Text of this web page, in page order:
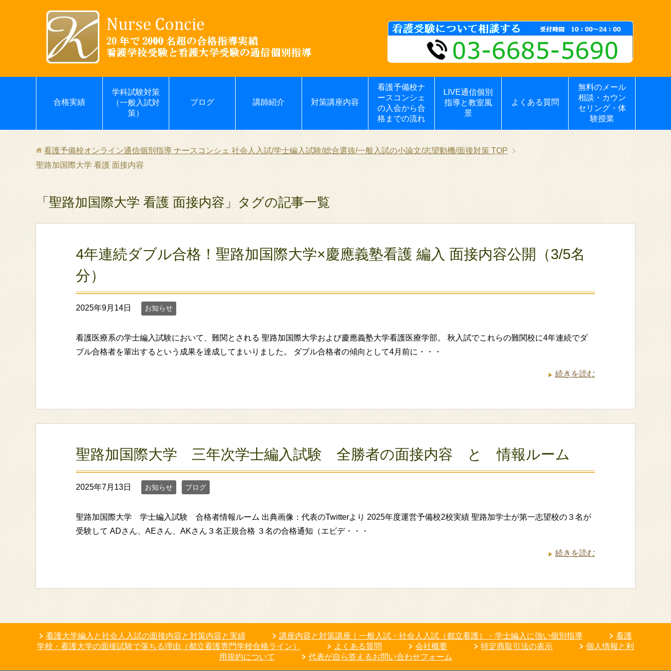
合格実績
学科試験対策
（一般入試対
策）
ブログ 講師紹介 対策講座内容
看護予備校ナ
ースコンシェ
の入会から合
格までの流れ
LIVE通信個別
指導と教室風
景
よくある質問
無料のメール
相談・カウン
セリング・体
験授業
看護予備校オンライン通信個別指導 ナースコンシェ 社会人入試/学士編入試験/総合選抜/一般入試の小論文/志望動機/面接対策 TOP
聖路加国際大学 看護 面接内容
「聖路加国際大学 看護 面接内容」タグの記事一覧
4年連続ダブル合格！聖路加国際大学×慶應義塾看護 編入 面接内容公開（3/5名
分）
2025年9月14日 お知らせ
看護医療系の学士編入試験において、難関とされる 聖路加国際大学および慶應義塾大学看護医療学部。 秋入試でこれらの難関校に4年連続でダ
ブル合格者を輩出するという成果を達成してまいりました。 ダブル合格者の傾向として4月前に・・・
続きを読む
聖路加国際大学 三年次学士編入試験 全勝者の面接内容 と 情報ルーム
2025年7月13日 お知らせ ブログ
聖路加国際大学 学士編入試験 合格者情報ルーム 出典画像：代表のTwitterより 2025年度運営予備校2校実績 聖路加学士が第一志望校の３名が
受験して ADさん、AEさん、AKさん３名正規合格 ３名の合格通知（エビデ・・・
続きを読む
看護大学編入と社会人入試の面接内容と対策内容と実績 講座内容と対策講座｜一般入試・社会人入試（都立看護）・学士編入に強い個別指導
看護
学校・看護大学の面接試験で落ちる理由（都立看護専門学校合格ライン）
よくある質問 会社概要 特定商取引法の表示
個人情報と利
用規約について
代表が自ら答えるお問い合わせフォーム